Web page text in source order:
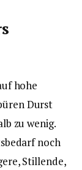
hohe
Durst
zu wenig.
noch
Stillende,